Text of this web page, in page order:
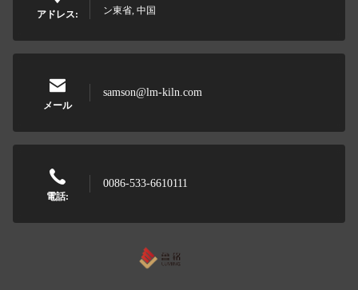
アドレス:
ン東省, 中国
メール
samson@lm-kiln.com
電話:
0086-533-6610111